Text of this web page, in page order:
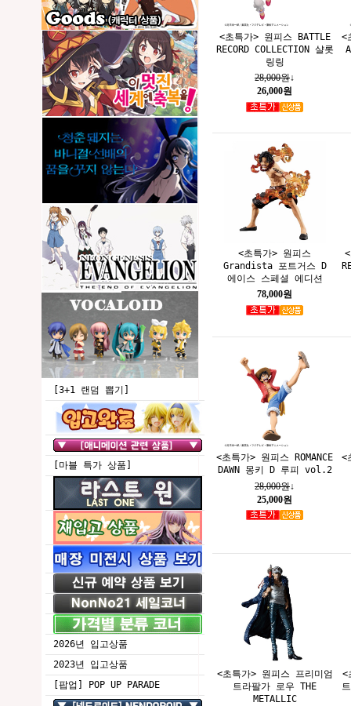
[3+1 랜덤 뽑기]
[마블 특가 상품]
2026년 입고상품
2023년 입고상품
[팝업] POP UP PARADE
<초특가> 원피스 BATTLE
RECORD COLLECTION 샬롯
링링
28,000원↓
26,000원
<
<초특가> 원피스
Grandista 포트거스 D
에이스 스페셜 에디션
78,000원
<초특가> 원피스 ROMANCE
DAWN 몽키 D 루피 vol.2
28,000원↓
25,000원
<
<초특가> 원피스 프리미엄
트라팔가 로우 THE
METALLIC
<